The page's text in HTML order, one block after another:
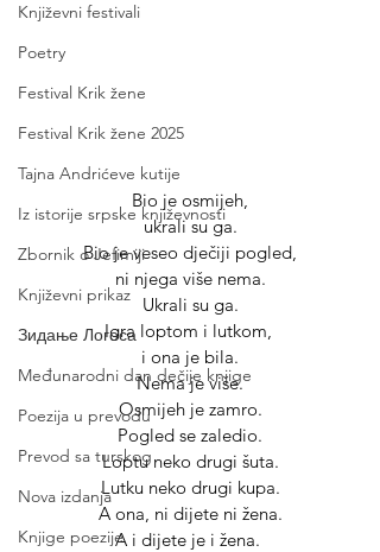
Književni festivali
Poetry
Festival Krik žene
Festival Krik žene 2025
Tajna Andrićeve kutije
Iz istorije srpske književnosti
Zbornik o Jefimiji
Književni prikaz
Зидање Логоса
Međunarodni dan dečije knjige
Poezija u prevodu
Prevod sa turskog
Nova izdanja
Knjige poezije
Bio je osmijeh,
ukrali su ga.
Bio je veseo dječiji pogled,
ni njega više nema.
Ukrali su ga.
Igra loptom i lutkom,
i ona je bila.
Nema je više.
Osmijeh je zamro.
Pogled se zaledio.
Loptu neko drugi šuta.
Lutku neko drugi kupa.
A ona, ni dijete ni žena.
A i dijete je i žena.